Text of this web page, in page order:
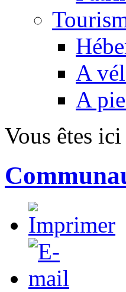
A
A
Vous êtes ici